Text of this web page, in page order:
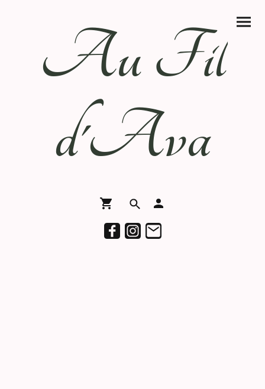
Au Fil
d'Ava